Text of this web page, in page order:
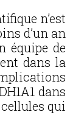
n’est
d’un an
équipe de
dans la
dans
qui